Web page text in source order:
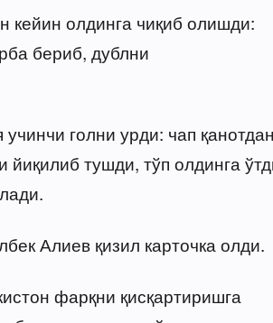
кейин олдинга чиқиб олишди:
бериб, дублни
голни урди: чап қанотдан
йиқилиб тушди, тўп олдинга
Алиев қизил карточка олди.
фарқни қисқартиришга